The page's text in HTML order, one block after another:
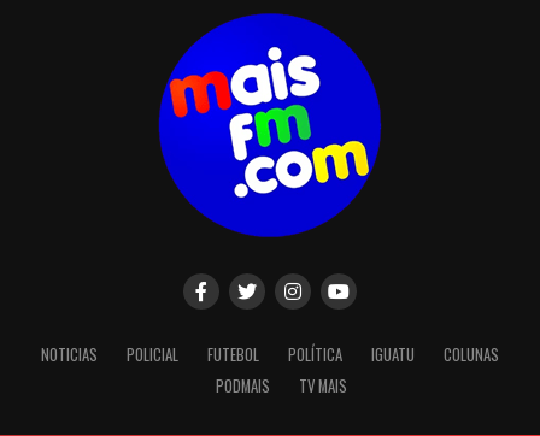
NOTICIAS POLICIAL FUTEBOL POLÍTICA IGUATU
COLUNAS
PODMAIS
TV MAIS